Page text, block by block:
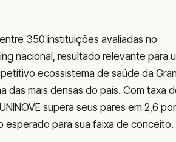
350 instituições avaliadas no
nacional, resultado relevante para
ecossistema de saúde da
das mais densas do país. Com taxa
supera seus pares em 2,6
esperado para sua faixa de conceito.